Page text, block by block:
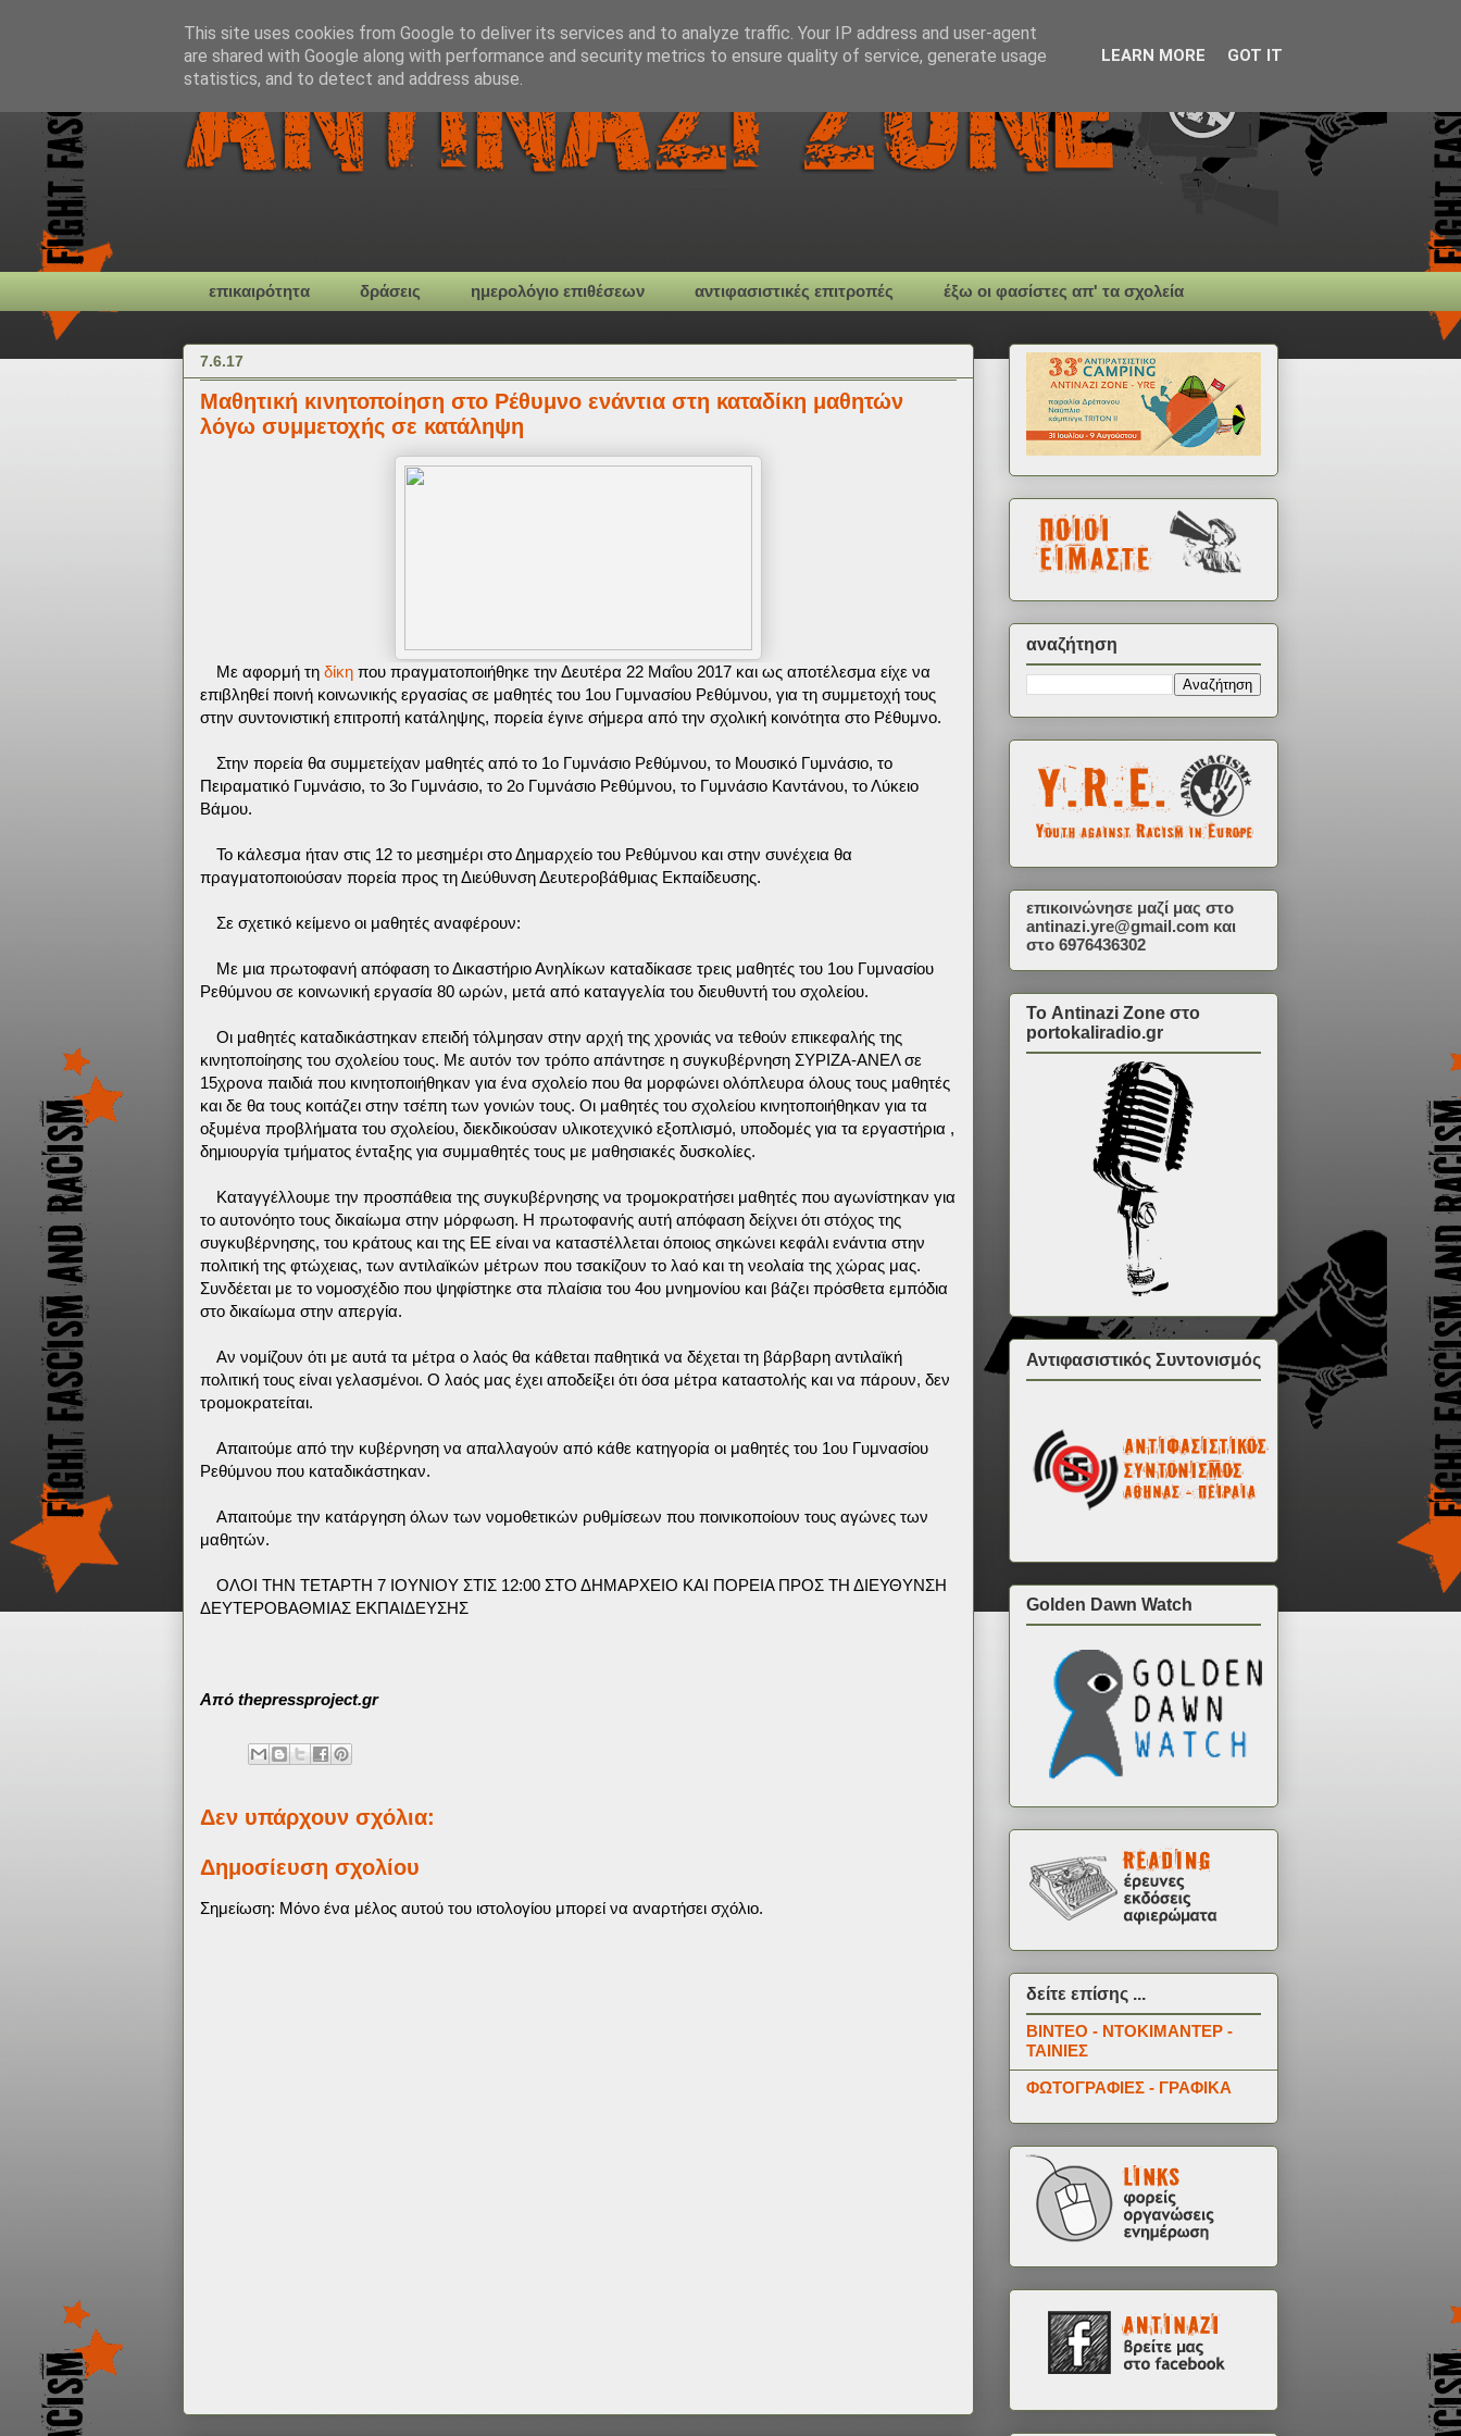
επικαιρότητα δράσεις ημερολόγιο επιθέσεων αντιφασιστικές επιτροπές έξω οι φασίστες απ' τα σχολεία
7.6.17
Μαθητική κινητοποίηση στο Ρέθυμνο ενάντια στη καταδίκη μαθητών
λόγω συμμετοχής σε κατάληψη
Με αφορμή τη δίκη που πραγματοποιήθηκε την Δευτέρα 22 Μαΐου 2017 και ως αποτέλεσμα είχε να
επιβληθεί ποινή κοινωνικής εργασίας σε μαθητές του 1ου Γυμνασίου Ρεθύμνου, για τη συμμετοχή τους
στην συντονιστική επιτροπή κατάληψης, πορεία έγινε σήμερα από την σχολική κοινότητα στο Ρέθυμνο.
Στην πορεία θα συμμετείχαν μαθητές από το 1ο Γυμνάσιο Ρεθύμνου, το Μουσικό Γυμνάσιο, το
Πειραματικό Γυμνάσιο, το 3ο Γυμνάσιο, το 2ο Γυμνάσιο Ρεθύμνου, το Γυμνάσιο Καντάνου, το Λύκειο
Βάμου.
Το κάλεσμα ήταν στις 12 το μεσημέρι στο Δημαρχείο του Ρεθύμνου και στην συνέχεια θα
πραγματοποιούσαν πορεία προς τη Διεύθυνση Δευτεροβάθμιας Εκπαίδευσης.
Σε σχετικό κείμενο οι μαθητές αναφέρουν:
Με μια πρωτοφανή απόφαση το Δικαστήριο Ανηλίκων καταδίκασε τρεις μαθητές του 1ου Γυμνασίου
Ρεθύμνου σε κοινωνική εργασία 80 ωρών, μετά από καταγγελία του διευθυντή του σχολείου.
Οι μαθητές καταδικάστηκαν επειδή τόλμησαν στην αρχή της χρονιάς να τεθούν επικεφαλής της
κινητοποίησης του σχολείου τους. Με αυτόν τον τρόπο απάντησε η συγκυβέρνηση ΣΥΡΙΖΑ-ΑΝΕΛ σε
15χρονα παιδιά που κινητοποιήθηκαν για ένα σχολείο που θα μορφώνει ολόπλευρα όλους τους μαθητές
και δε θα τους κοιτάζει στην τσέπη των γονιών τους. Οι μαθητές του σχολείου κινητοποιήθηκαν για τα
οξυμένα προβλήματα του σχολείου, διεκδικούσαν υλικοτεχνικό εξοπλισμό, υποδομές για τα εργαστήρια ,
δημιουργία τμήματος ένταξης για συμμαθητές τους με μαθησιακές δυσκολίες.
Καταγγέλλουμε την προσπάθεια της συγκυβέρνησης να τρομοκρατήσει μαθητές που αγωνίστηκαν για
το αυτονόητο τους δικαίωμα στην μόρφωση. Η πρωτοφανής αυτή απόφαση δείχνει ότι στόχος της
συγκυβέρνησης, του κράτους και της ΕΕ είναι να καταστέλλεται όποιος σηκώνει κεφάλι ενάντια στην
πολιτική της φτώχειας, των αντιλαϊκών μέτρων που τσακίζουν το λαό και τη νεολαία της χώρας μας.
Συνδέεται με το νομοσχέδιο που ψηφίστηκε στα πλαίσια του 4ου μνημονίου και βάζει πρόσθετα εμπόδια
στο δικαίωμα στην απεργία.
Αν νομίζουν ότι με αυτά τα μέτρα ο λαός θα κάθεται παθητικά να δέχεται τη βάρβαρη αντιλαϊκή
πολιτική τους είναι γελασμένοι. Ο λαός μας έχει αποδείξει ότι όσα μέτρα καταστολής και να πάρουν, δεν
τρομοκρατείται.
Απαιτούμε από την κυβέρνηση να απαλλαγούν από κάθε κατηγορία οι μαθητές του 1ου Γυμνασίου
Ρεθύμνου που καταδικάστηκαν.
Απαιτούμε την κατάργηση όλων των νομοθετικών ρυθμίσεων που ποινικοποίουν τους αγώνες των
μαθητών.
ΟΛΟΙ ΤΗΝ ΤΕΤΑΡΤΗ 7 ΙΟΥΝΙΟΥ ΣΤΙΣ 12:00 ΣΤΟ ΔΗΜΑΡΧΕΙΟ ΚΑΙ ΠΟΡΕΙΑ ΠΡΟΣ ΤΗ ΔΙΕΥΘΥΝΣΗ
ΔΕΥΤΕΡΟΒΑΘΜΙΑΣ ΕΚΠΑΙΔΕΥΣΗΣ
Από thepressproject.gr
Δεν υπάρχουν σχόλια:
Δημοσίευση σχολίου
Σημείωση: Μόνο ένα μέλος αυτού του ιστολογίου μπορεί να αναρτήσει σχόλιο.
αναζήτηση
επικοινώνησε μαζί μας στο
antinazi.yre@gmail.com και
στο 6976436302
Το Antinazi Zone στο
portokaliradio.gr
Αντιφασιστικός Συντονισμός
Golden Dawn Watch
δείτε επίσης ...
ΒΙΝΤΕΟ - ΝΤΟΚΙΜΑΝΤΕΡ -
ΤΑΙΝΙΕΣ
ΦΩΤΟΓΡΑΦΙΕΣ - ΓΡΑΦΙΚΑ
This site uses cookies from Google to deliver its services and to analyze traffic. Your IP address and user-agent
are shared with Google along with performance and security metrics to ensure quality of service, generate usage
statistics, and to detect and address abuse.
LEARN MORE GOT IT